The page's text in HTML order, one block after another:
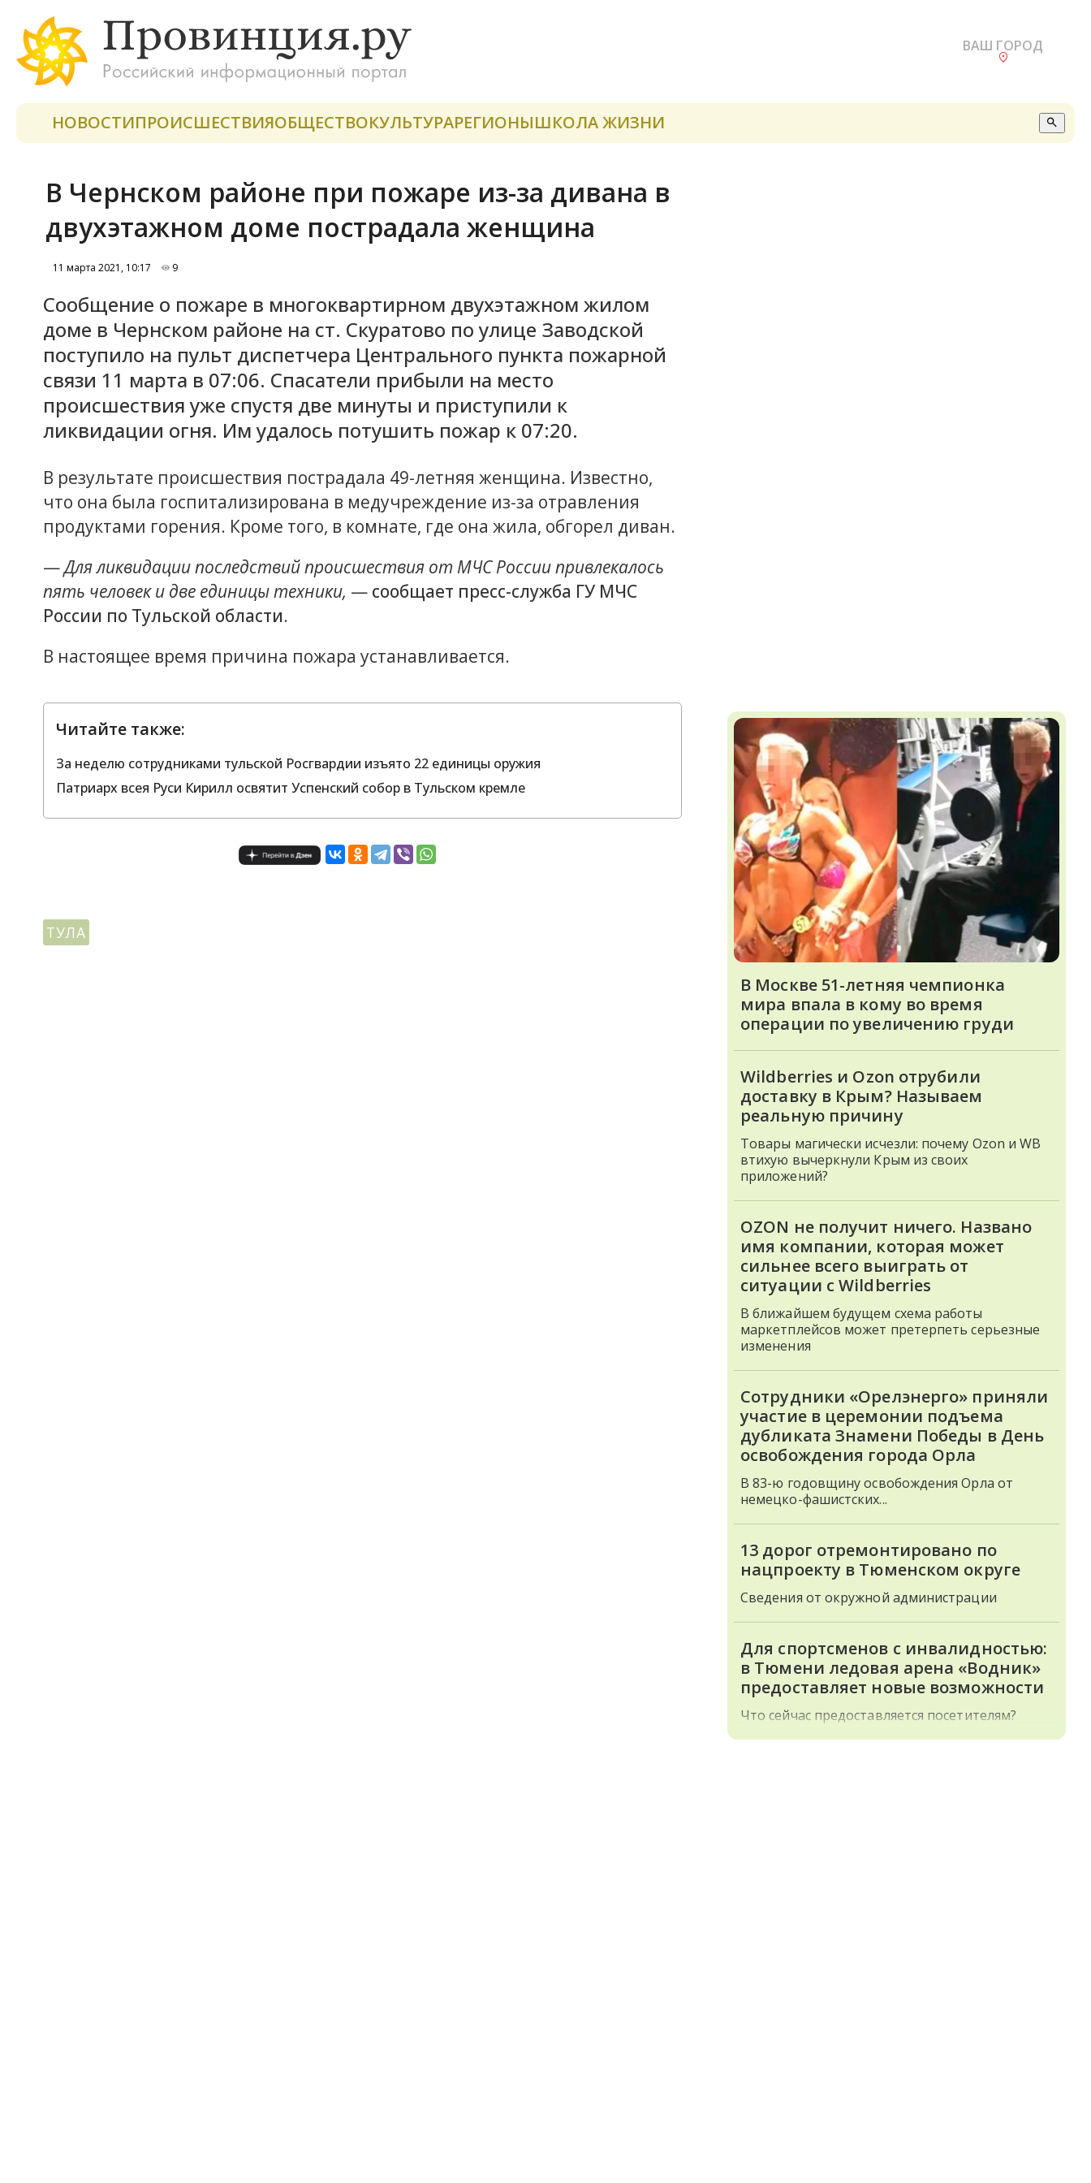
ВАШ ГОРОД
НОВОСТИПРОИСШЕСТВИЯОБЩЕСТВОКУЛЬТУРАРЕГИОНЫШКОЛА ЖИЗНИ
В Чернском районе при пожаре из-за дивана в
двухэтажном доме пострадала женщина
11 марта 2021, 10:17 9
Сообщение о пожаре в многоквартирном двухэтажном жилом
доме в Чернском районе на ст. Скуратово по улице Заводской
поступило на пульт диспетчера Центрального пункта пожарной
связи 11 марта в 07:06. Спасатели прибыли на место
происшествия уже спустя две минуты и приступили к
ликвидации огня. Им удалось потушить пожар к 07:20.
В результате происшествия пострадала 49-летняя женщина. Известно,
что она была госпитализирована в медучреждение из-за отравления
продуктами горения. Кроме того, в комнате, где она жила, обгорел диван.
—Для ликвидации последствий происшествия от МЧС России привлекалось
пять человек и две единицы техники, — сообщает пресс-служба ГУ МЧС
России по Тульской области.
В настоящее время причина пожара устанавливается.
Читайте также:
За неделю сотрудниками тульской Росгвардии изъято 22 единицы оружия
Патриарх всея Руси Кирилл освятит Успенский собор в Тульском кремле
ТУЛА
В Москве 51-летняя чемпионка
мира впала в кому во время
операции по увеличению груди
Wildberries и Ozon отрубили
доставку в Крым? Называем
реальную причину
Товары магически исчезли: почему Ozon и WB
втихую вычеркнули Крым из своих
приложений?
OZON не получит ничего. Названо
имя компании, которая может
сильнее всего выиграть от
ситуации с Wildberries
В ближайшем будущем схема работы
маркетплейсов может претерпеть серьезные
изменения
Сотрудники «Орелэнерго» приняли
участие в церемонии подъема
дубликата Знамени Победы в День
освобождения города Орла
В 83-ю годовщину освобождения Орла от
немецко-фашистских...
13 дорог отремонтировано по
нацпроекту в Тюменском округе
Сведения от окружной администрации
Для спортсменов с инвалидностью:
в Тюмени ледовая арена «Водник»
предоставляет новые возможности
Что сейчас предоставляется посетителям?